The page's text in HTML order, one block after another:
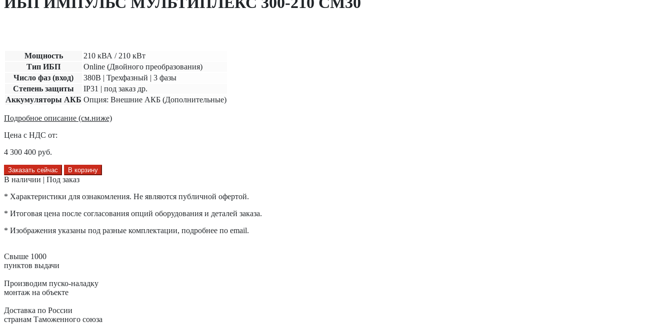
Мощность
210 кВА / 210 кВт
Тип ИБП
Online (Двойного преобразования)
Число фаз (вход)
380В | Трехфазный | 3 фазы
Степень защиты
IP31 | под заказ др.
Аккумуляторы АКБ Опция: Внешние АКБ (Дополнительные)
Подробное описание (см.ниже)
Цена с НДС от:
4 300 400 руб.
Заказать сейчас В корзину
В наличии | Под заказ
* Характеристики для ознакомления. Не являются публичной офертой.
* Итоговая цена после согласования опций оборудования и деталей заказа.
* Изображения указаны под разные комплектации, подробнее по email.
Свыше 1000
пунктов выдачи
Производим пуско-наладку
монтаж на объекте
Доставка по России
странам Таможенного союза